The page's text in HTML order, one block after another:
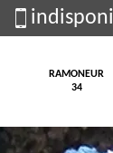
RAMONEUR
34